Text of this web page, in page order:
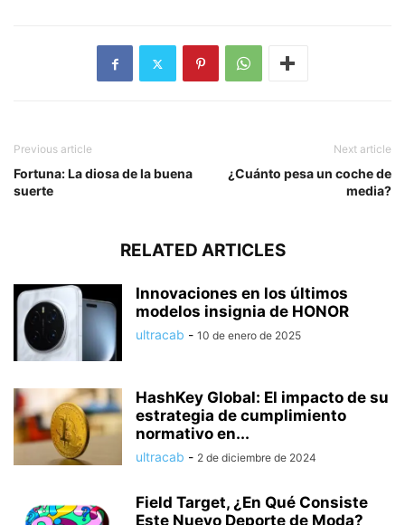
Previous article
Fortuna: La diosa de la buena
suerte
Next article
¿Cuánto pesa un coche de
media?
RELATED ARTICLES
Innovaciones en los últimos
modelos insignia de HONOR
ultracab - 10 de enero de 2025
HashKey Global: El impacto de su
estrategia de cumplimiento
normativo en...
ultracab - 2 de diciembre de 2024
Field Target, ¿En Qué Consiste
Este Nuevo Deporte de Moda?